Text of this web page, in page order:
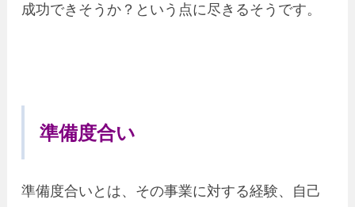
成功できそうか？という点に尽きるそうです。
準備度合い
準備度合いとは、その事業に対する経験、自己